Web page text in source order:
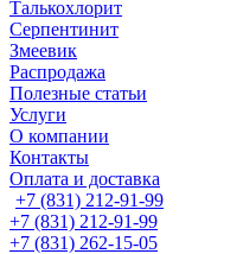
Талькохлорит
Серпентинит
Змеевик
Распродажа
Полезные статьи
Услуги
О компании
Контакты
Оплата и доставка
+7 (831) 212-91-99
+7 (831) 212-91-99
+7 (831) 262-15-05